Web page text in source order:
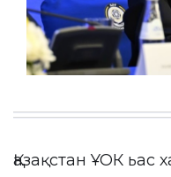
Қазақстан ҰОК ьас